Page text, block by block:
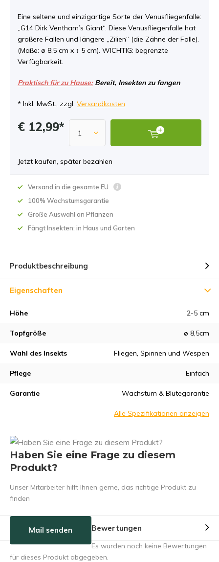
Eine seltene und einzigartige Sorte der Venusfliegenfalle:
„G14 Dirk Ventham’s Giant“. Diese Venusfliegenfalle hat
größere Fallen und längere „Zilien“ (die Zähne der Falle).
(Maße: ø 8,5 cm x ↕ 5 cm). WICHTIG: begrenzte
Verfügbarkeit.
Praktisch für zu Hause:Bereit, Insekten zu fangen
* Inkl. MwSt., zzgl. Versandkosten
€ 12,99*
Jetzt kaufen, später bezahlen
Versand in die gesamte EU
100% Wachstumsgarantie
Große Auswahl an Pflanzen
Fängt Insekten: in Haus und Garten
Produktbeschreibung
Eigenschaften
Höhe 2-5 cm
Topfgröße ø 8,5cm
Wahl des Insekts Fliegen, Spinnen und Wespen
Pflege Einfach
Garantie Wachstum & Blütegarantie
Alle Spezifikationen anzeigen
Haben Sie eine Frage zu diesem
Produkt?
Unser Mitarbeiter hilft Ihnen gerne, das richtige Produkt zu
finden
Mail senden Bewertungen
Es wurden noch keine Bewertungen
für dieses Produkt abgegeben.